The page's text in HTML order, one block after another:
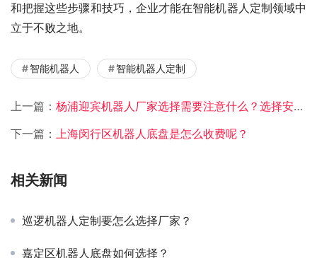
和把握这些步骤和技巧，企业才能在智能机器人定制领域中
立于不败之地。
智能机器人 智能机器人定制
上一篇： 杨浦迎宾机器人厂家选择需要注意什么？选择安全靠谱机器人定制公司就靠这些！
下一篇： 上海闵行区机器人底盘是怎么收费呢？
相关新闻
巡逻机器人定制要怎么选择厂家？
嘉定区机器人底盘如何选择？